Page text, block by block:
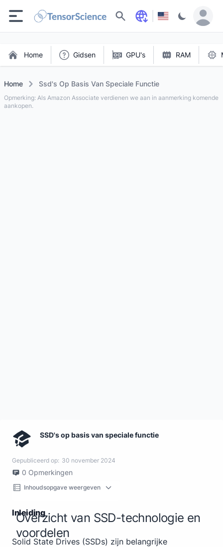
Zoeken
Home Gidsen GPU's RAM
Home Ssd's Op Basis Van Speciale Functie
Opmerking: Als Amazon Associate verdienen we aan in aanmerking komende
aankopen.
SSD's op basis van speciale functie
Gepubliceerd op: 30 november 2024
0 Opmerkingen
Inhoudsopgave weergeven
Inleiding
Overzicht van SSD-technologie en
voordelen
Solid State Drives (SSDs) zijn belangrijke